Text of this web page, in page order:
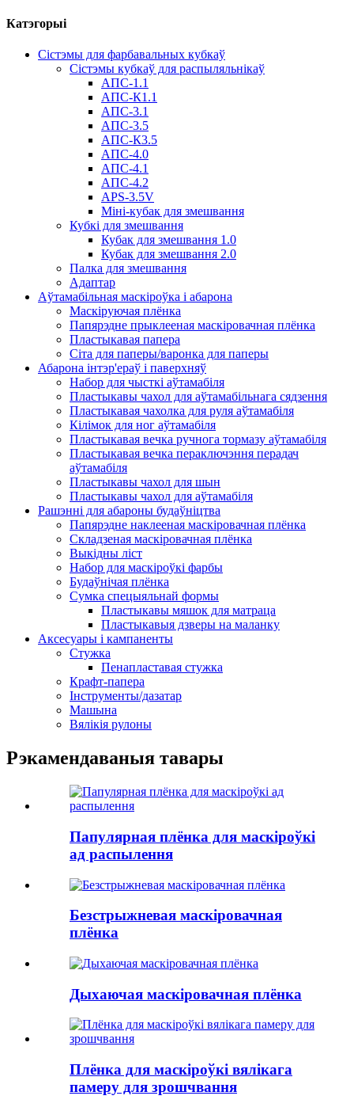
Катэгорыі
Сістэмы для фарбавальных кубкаў
Сістэмы кубкаў для распыляльнікаў
АПС-1.1
АПС-К1.1
АПС-3.1
АПС-3.5
АПС-К3.5
АПС-4.0
АПС-4.1
АПС-4.2
APS-3.5V
Міні-кубак для змешвання
Кубкі для змешвання
Кубак для змешвання 1.0
Кубак для змешвання 2.0
Палка для змешвання
Адаптар
Аўтамабільная маскіроўка і абарона
Маскіруючая плёнка
Папярэдне прыклееная маскіровачная плёнка
Пластыкавая папера
Сіта для паперы/варонка для паперы
Абарона інтэр'ераў і паверхняў
Набор для чысткі аўтамабіля
Пластыкавы чахол для аўтамабільнага сядзення
Пластыкавая чахолка для руля аўтамабіля
Кілімок для ног аўтамабіля
Пластыкавая вечка ручнога тормазу аўтамабіля
Пластыкавая вечка пераключэння перадач
аўтамабіля
Пластыкавы чахол для шын
Пластыкавы чахол для аўтамабіля
Рашэнні для абароны будаўніцтва
Папярэдне наклееная маскіровачная плёнка
Складзеная маскіровачная плёнка
Выкідны ліст
Набор для маскіроўкі фарбы
Будаўнічая плёнка
Сумка спецыяльнай формы
Пластыкавы мяшок для матраца
Пластыкавыя дзверы на маланку
Аксесуары і кампаненты
Стужка
Пенапластавая стужка
Крафт-папера
Інструменты/дазатар
Машына
Вялікія рулоны
Рэкамендаваныя тавары
Папулярная плёнка для маскіроўкі
ад распылення
Безстрыжневая маскіровачная
плёнка
Дыхаючая маскіровачная плёнка
Плёнка для маскіроўкі вялікага
памеру для зрошчвання